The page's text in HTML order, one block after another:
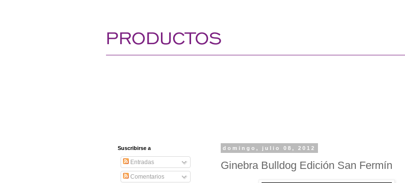
domingo, julio 08, 2012
Ginebra Bulldog Edición San Fermín
Suscribirse a
Entradas
Comentarios